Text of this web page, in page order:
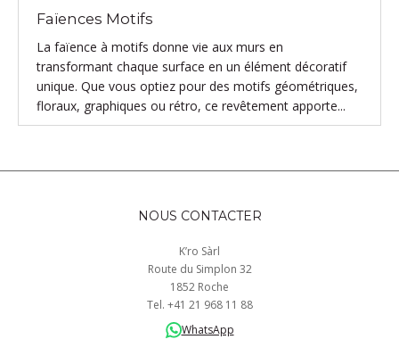
Faïences Motifs
La faïence à motifs donne vie aux murs en
transformant chaque surface en un élément décoratif
unique. Que vous optiez pour des motifs géométriques,
floraux, graphiques ou rétro, ce revêtement apporte...
NOUS CONTACTER
K’ro Sàrl
Route du Simplon 32
1852 Roche
Tel. +41 21 968 11 88
WhatsApp